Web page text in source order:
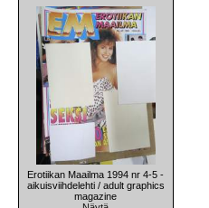
Erotiikan Maailma 1994 nr 4-5 -
aikuisviihdelehti / adult graphics
magazine